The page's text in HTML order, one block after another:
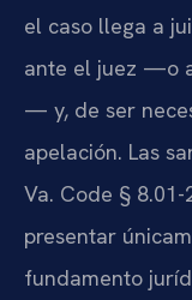
el caso llega a
ante el juez —o
— y, de ser
apelación. Las
Va. Code §
presentar
fundamento